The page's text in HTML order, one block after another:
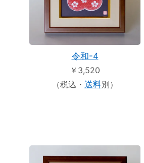
令和-4
￥3,520
（税込・ 送料別）